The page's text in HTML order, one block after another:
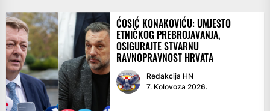
ĆOSIĆ KONAKOVIĆU: UMJESTO
ETNIČKOG PREBROJAVANJA,
OSIGURAJTE STVARNU
RAVNOPRAVNOST HRVATA
Redakcija HN
7. Kolovoza 2026.